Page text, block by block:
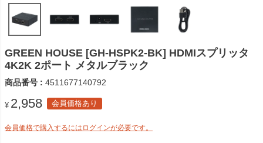
GREEN HOUSE [GH-HSPK2-BK] HDMIスプリッタ
4K2K 2ポート メタルブラック
商品番号 4511677140792
¥ 2,958 会員価格あり
会員価格で購入するにはログインが必要です。